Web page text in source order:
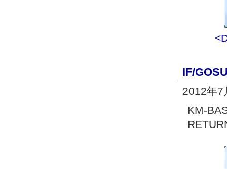
IF/
2012年7
KM-